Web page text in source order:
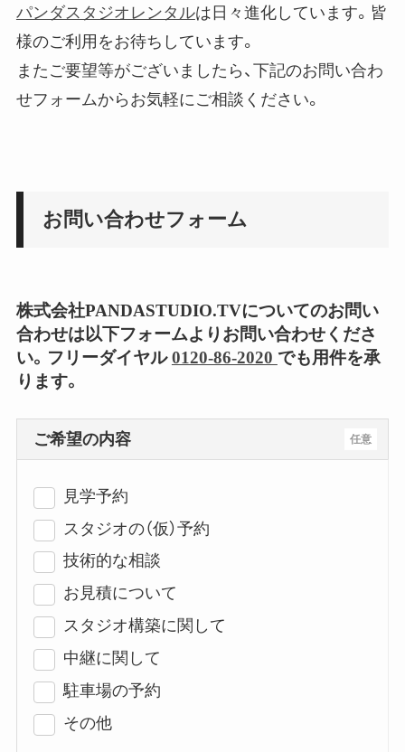
パンダスタジオレンタルは日々進化しています。皆
様のご利用をお待ちしています。
またご要望等がございましたら、下記のお問い合わ
せフォームからお気軽にご相談ください。
お問い合わせフォーム
株式会社PANDASTUDIO.TVについてのお問い
合わせは以下フォームよりお問い合わせくださ
い。フリーダイヤル0120-86-2020 でも用件を承
ります。
任意
ご希望の内容
見学予約
スタジオの（仮）予約
技術的な相談
お見積について
スタジオ構築に関して
中継に関して
駐車場の予約
その他